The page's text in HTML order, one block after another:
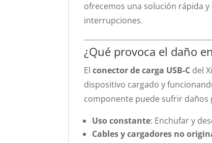
ofrecemos una solución rápida
interrupciones.
¿Qué provoca el daño
Elconector de carga USB-C del
dispositivo cargado y
componente puede sufrir daños
Uso constante: Enchufar y
Cables y cargadores no